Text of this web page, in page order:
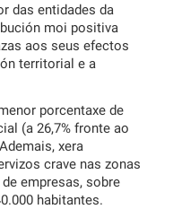
das entidades da
moi positiva
aos seus efectos
territorial e a
porcentaxe de
(a 26,7% fronte ao
xera
crave nas zonas
empresas, sobre
habitantes.